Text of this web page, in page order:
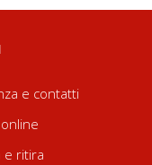
e contatti
e ritira